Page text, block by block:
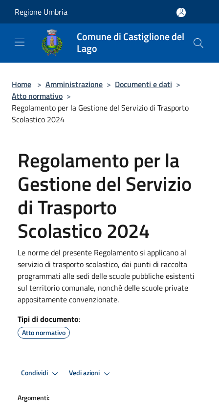
Regione Umbria
Comune di Castiglione del
Lago
Home > Amministrazione > Documenti e dati >
Atto normativo >
Regolamento per la Gestione del Servizio di Trasporto
Scolastico 2024
Regolamento per la
Gestione del Servizio
di Trasporto
Scolastico 2024
Le norme del presente Regolamento si applicano al
servizio di trasporto scolastico, dai punti di raccolta
programmati alle sedi delle scuole pubbliche esistenti
sul territorio comunale, nonchè delle scuole private
appositamente convenzionate.
Tipi di documento:
Atto normativo
Condividi Vedi azioni
Argomenti: